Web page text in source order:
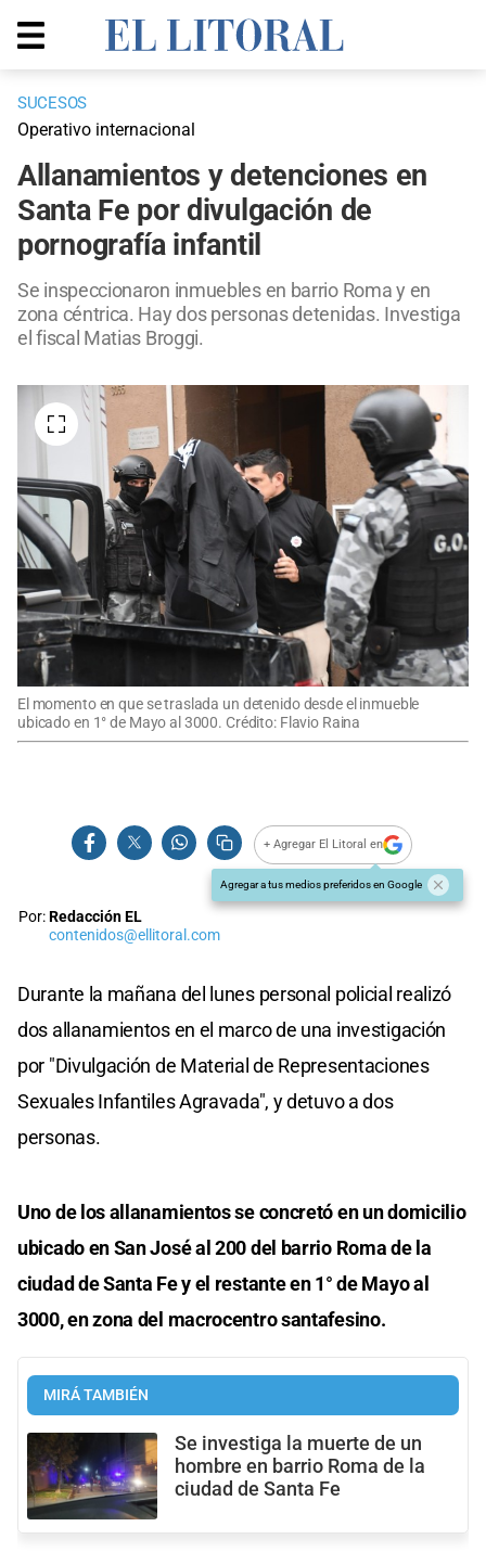
SUCESOS
Operativo internacional
Allanamientos y detenciones en
Santa Fe por divulgación de
pornografía infantil
Se inspeccionaron inmuebles en barrio Roma y en
zona céntrica. Hay dos personas detenidas. Investiga
el fiscal Matias Broggi.
El momento en que se traslada un detenido desde el inmueble
ubicado en 1° de Mayo al 3000. Crédito: Flavio Raina
+ Agregar El Litoral en
Agregar a tus medios preferidos en Google
Por:Redacción EL
contenidos@ellitoral.com
Durante la mañana del lunes personal policial realizó
dos allanamientos en el marco de una investigación
por "Divulgación de Material de Representaciones
Sexuales Infantiles Agravada", y detuvo a dos
personas.
Uno de los allanamientos se concretó en un domicilio
ubicado en San José al 200 del barrio Roma de la
ciudad de Santa Fe y el restante en 1° de Mayo al
3000, en zona del macrocentro santafesino.
MIRÁ TAMBIÉN
Se investiga la muerte de un
hombre en barrio Roma de la
ciudad de Santa Fe